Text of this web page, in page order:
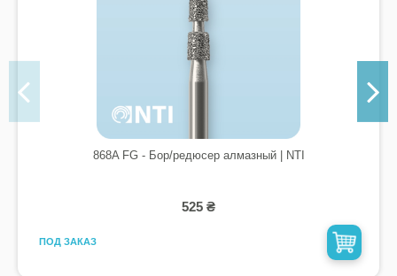
868A FG - Бор/редюсер алмазный | NTI
525 ₴
ПОД ЗАКАЗ